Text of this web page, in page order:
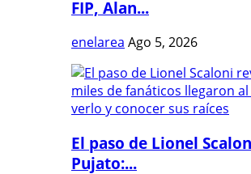
FIP, Alan...
enelarea Ago 5, 2026
El paso de Lionel
Pujato:...